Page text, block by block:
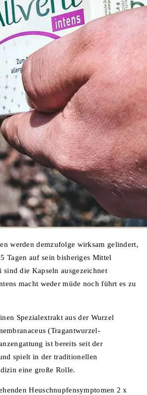
werden demzufolge wirksam gelindert,
Tagen auf sein bisheriges Mittel
die Kapseln ausgezeichnet
macht weder müde noch führt es zu
Spezialextrakt aus der Wurzel
(Tragantwurzel-
ist bereits seit der
spielt in der traditionellen
eine große Rolle.
Heuschnupfensymptomen 2 x